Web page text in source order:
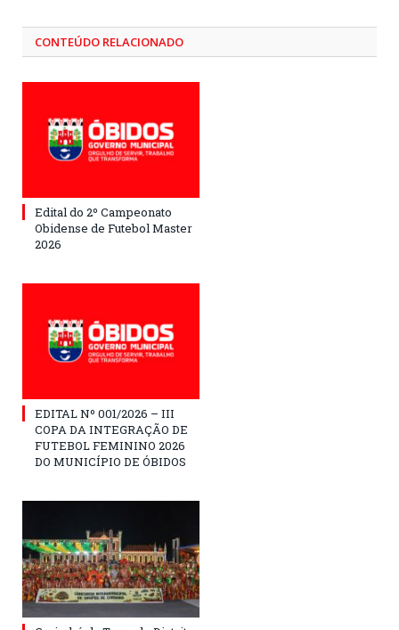
CONTEÚDO RELACIONADO
Edital do 2º Campeonato
Obidense de Futebol Master
2026
EDITAL Nº 001/2026 – III
COPA DA INTEGRAÇÃO DE
FUTEBOL FEMININO 2026
DO MUNICÍPIO DE ÓBIDOS